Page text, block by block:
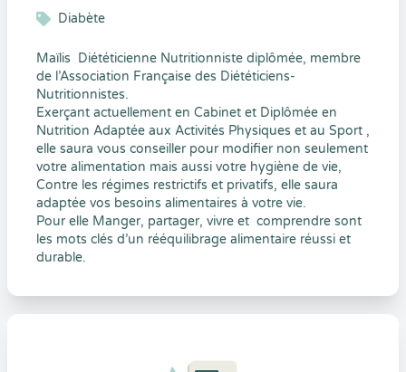
Diabète
Maïlis Diététicienne Nutritionniste diplômée, membre
de l’Association Française des Diététiciens-
Nutritionnistes.
Exerçant actuellement en Cabinet et Diplômée en
Nutrition Adaptée aux Activités Physiques et au Sport ,
elle saura vous conseiller pour modifier non seulement
votre alimentation mais aussi votre hygiène de vie,
Contre les régimes restrictifs et privatifs, elle saura
adaptée vos besoins alimentaires à votre vie.
Pour elle Manger, partager, vivre et comprendre sont
les mots clés d’un rééquilibrage alimentaire réussi et
durable.